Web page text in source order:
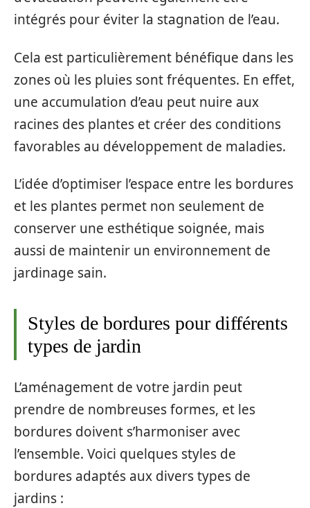
intégrés pour éviter la stagnation de l’eau.
Cela est particulièrement bénéfique dans les
zones où les pluies sont fréquentes. En effet,
une accumulation d’eau peut nuire aux
racines des plantes et créer des conditions
favorables au développement de maladies.
L’idée d’optimiser l’espace entre les bordures
et les plantes permet non seulement de
conserver une esthétique soignée, mais
aussi de maintenir un environnement de
jardinage sain.
Styles de bordures pour différents
types de jardin
L’aménagement de votre jardin peut
prendre de nombreuses formes, et les
bordures doivent s’harmoniser avec
l’ensemble. Voici quelques styles de
bordures adaptés aux divers types de
jardins :